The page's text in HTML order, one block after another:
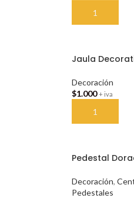
AÑADIR AL
Jaula
Decoración
$1.000 + iva
AÑADIR AL
Pedestal
Decoración,
Pedestales